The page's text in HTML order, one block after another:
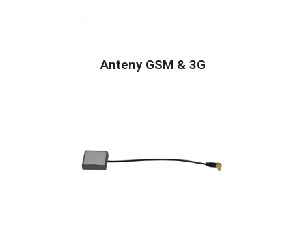
Anteny GSM & 3G